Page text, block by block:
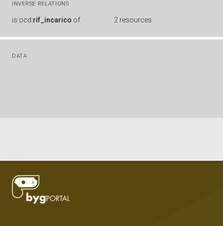
INVERSE RELATIONS
is ocd:rif_incarico of 2 resources
DATA